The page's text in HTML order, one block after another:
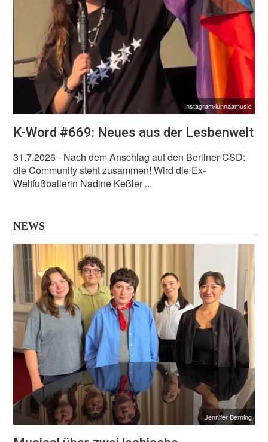
Instagram/lunnaamusic
K-Word #669: Neues aus der Lesbenwelt
31.7.2026- Nach dem Anschlag auf den Berliner CSD:
die Community steht zusammen! Wird die Ex-
Weltfußballerin Nadine Keßler ...
NEWS
Jennifer Berning